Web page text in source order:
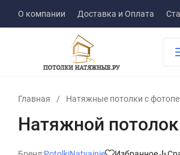
О компании Доставка и Оплата
Главная / Натяжные потолки с
Натяжной